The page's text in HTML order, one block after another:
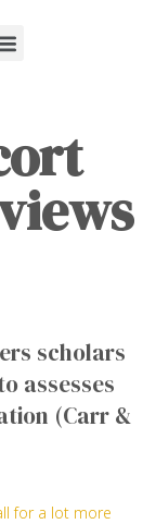
scholars
assesses
(Carr &
for a lot more